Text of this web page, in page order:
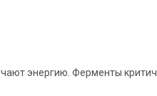
энергию. Ферменты